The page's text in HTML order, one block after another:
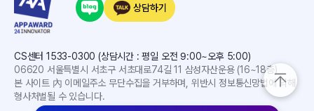
상담하기
CS센터 1533-0300 (상담시간 : 평일 오전 9:00~오후 5:00)
06620 서울특별시 서초구 서초대로74길 11 삼성자산운용 (16~18층)
본 사이트 內 이메일주소 무단수집을 거부하며, 위반시 정보통신망법에 의해
형사처벌될 수 있습니다.